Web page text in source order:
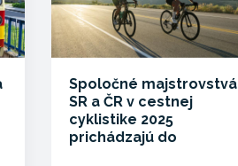
Spoločné majstrovstvá
SR a ČR v cestnej
cyklistike 2025
prichádzajú do